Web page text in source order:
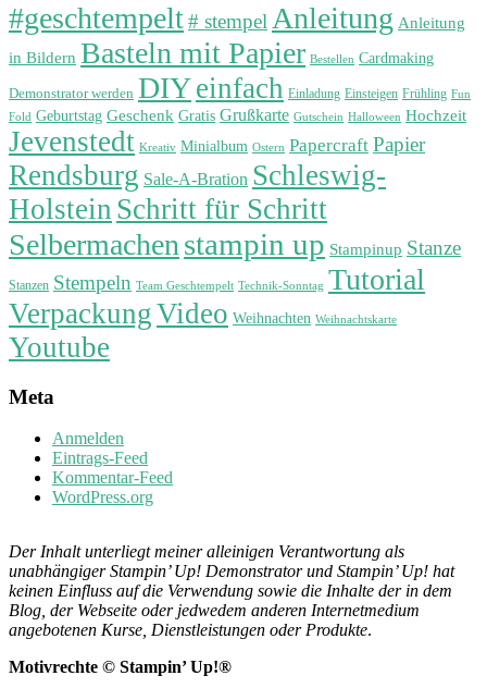
#geschtempelt# stempel Anleitung Anleitung
in Bildern Basteln mit Papier Bestellen Cardmaking
Demonstrator werden DIYeinfach Einladung Einsteigen Frühling Fun
Fold Geburtstag Geschenk Gratis Grußkarte Gutschein Halloween Hochzeit
Jevenstedt Kreativ Minialbum Ostern Papercraft Papier
Rendsburg Sale-A-Bration Schleswig-
Holstein Schritt für Schritt
Selbermachen stampin up Stampinup Stanze
Stanzen Stempeln Team Geschtempelt Technik-Sonntag Tutorial
VerpackungVideo Weihnachten Weihnachtskarte
Youtube
Meta
Anmelden
Eintrags-Feed
Kommentar-Feed
WordPress.org
Der Inhalt unterliegt meiner alleinigen Verantwortung als
unabhängiger Stampin’ Up! Demonstrator und Stampin’ Up! hat
keinen Einfluss auf die Verwendung sowie die Inhalte der in dem
Blog, der Webseite oder jedwedem anderen Internetmedium
angebotenen Kurse, Dienstleistungen oder Produkte.
Motivrechte © Stampin’ Up!®